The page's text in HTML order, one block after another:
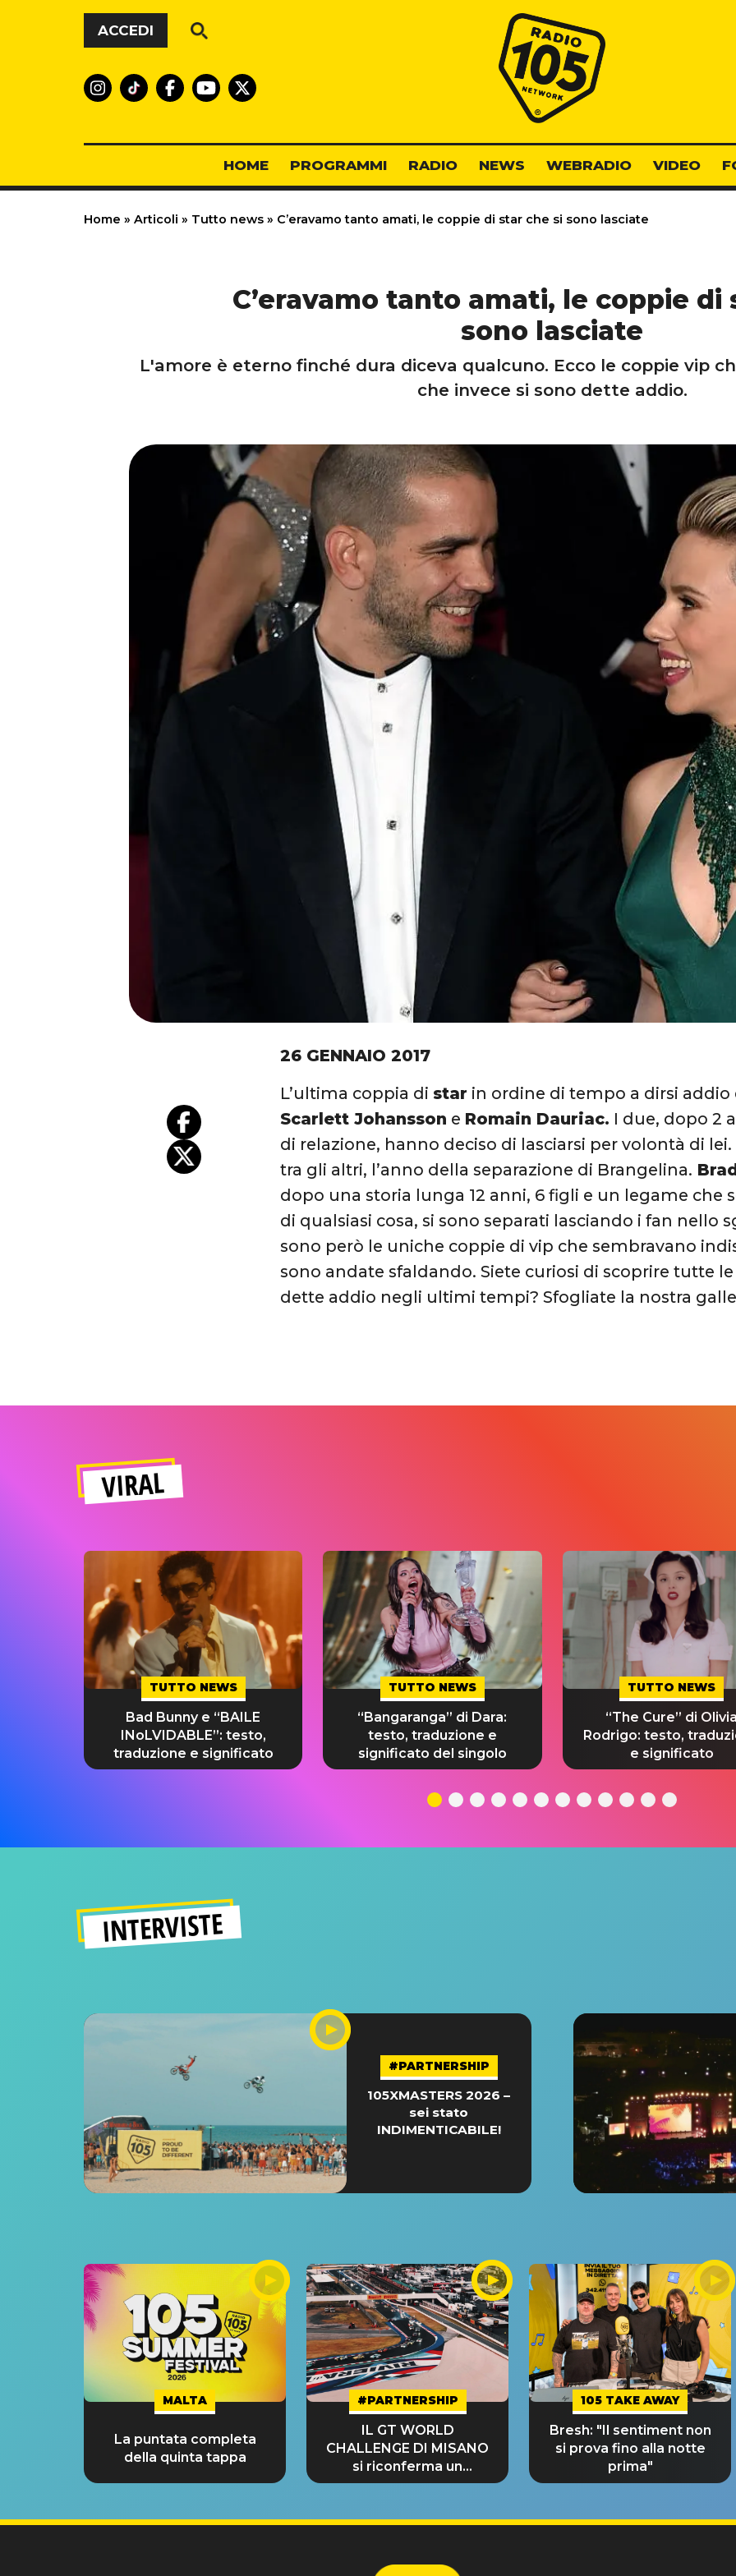
Vai al contenuto
ACCEDI
Radio 105
HOME PROGRAMMI RADIO NEWS WEBRADIO VIDEO
Home » Articoli » Tutto news » C’eravamo tanto amati, le coppie di star che si sono lasciate
C’eravamo tanto amati, le coppie di
sono lasciate
L'amore è eterno finché dura diceva qualcuno. Ecco le coppie vip
che invece si sono dette addio.
26 GENNAIO 2017
L’ultima coppia di star in ordine di tempo a dirsi addio
Scarlett Johansson e Romain Dauriac. I due, dopo 2
di relazione, hanno deciso di lasciarsi per volontà di lei.
tra gli altri, l’anno della separazione di Brangelina.
dopo una storia lunga 12 anni, 6 figli e un legame che
di qualsiasi cosa, si sono separati lasciando i fan nello
sono però le uniche coppie di vip che sembravano
sono andate sfaldando. Siete curiosi di scoprire tutte
dette addio negli ultimi tempi? Sfogliate la nostra
VIRAL
TUTTO NEWS
Bad Bunny e “BAILE
INoLVIDABLE”: testo,
traduzione e significato
TUTTO NEWS
“Bangaranga” di Dara:
testo, traduzione e
significato del singolo
TUTTO NEWS
“The Cure” di Olivia
Rodrigo: testo,
e significato
INTERVISTE
#PARTNERSHIP
105XMASTERS 2026 –
sei stato
INDIMENTICABILE!
MALTA
La puntata completa
della quinta tappa
#PARTNERSHIP
IL GT WORLD
CHALLENGE DI MISANO
si riconferma un
GRANDE SUCCESSO!
105 TAKE AWAY
Bresh: "Il sentiment non
si prova fino alla notte
prima"